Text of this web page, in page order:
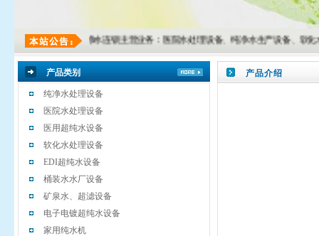
平顶山大河人家净水连锁主营业务：医院水处理设备、纯净水生产设备、软化
产品类别
纯净水处理设备
医院水处理设备
医用超纯水设备
软化水处理设备
EDI超纯水设备
桶装水水厂设备
矿泉水、超滤设备
电子电镀超纯水设备
家用纯水机
产品介绍